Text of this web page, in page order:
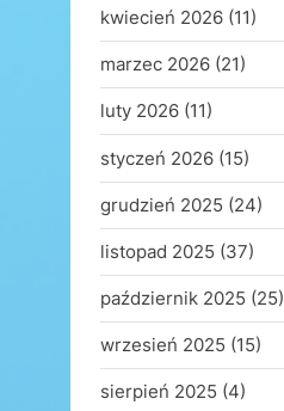
kwiecień 2026 (11)
marzec 2026 (21)
luty 2026 (11)
styczeń 2026 (15)
grudzień 2025 (24)
listopad 2025 (37)
październik 2025 (25)
wrzesień 2025 (15)
sierpień 2025 (4)